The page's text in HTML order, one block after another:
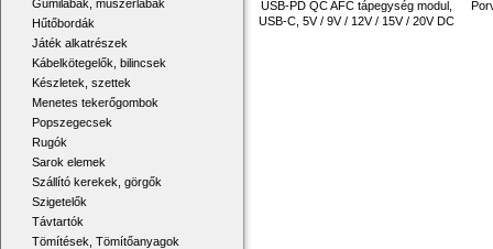
Gumilábak, műszerlábak
Hűtőbordák
Játék alkatrészek
Kábelkötegelők, bilincsek
Készletek, szettek
Menetes tekerőgombok
Popszegecsek
Rugók
Sarok elemek
Szállító kerekek, görgők
Szigetelők
Távtartók
Tömítések, Tömítőanyagok
USB-PD QC AFC tápegység modul,
USB-C, 5V / 9V / 12V / 15V / 20V DC